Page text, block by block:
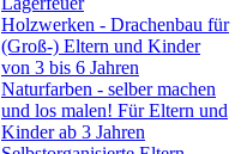
Holzwerken - Drachenbau für
(Groß-) Eltern und Kinder
von 3 bis 6 Jahren
Naturfarben - selber machen
und los malen! Für Eltern und
Kinder ab 3 Jahren